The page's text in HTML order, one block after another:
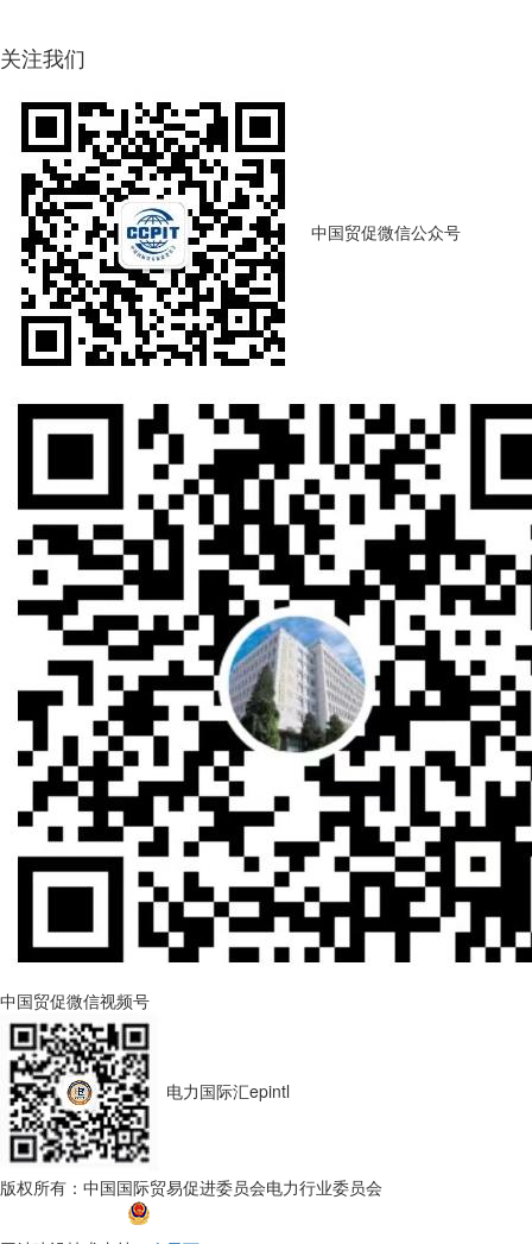
关注我们
中国贸促微信公众号
中国贸促微信视频号
电力国际汇epintl
版权所有：中国国际贸易促进委员会电力行业委员会